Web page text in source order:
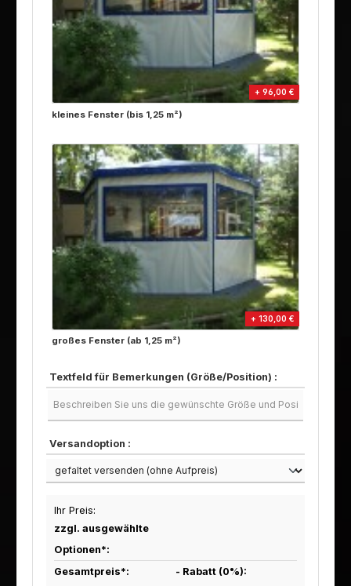
+ 96,00 €
kleines Fenster (bis 1,25 m²)
+ 130,00 €
großes Fenster (ab 1,25 m²)
Textfeld für Bemerkungen (Größe/Position) :
Versandoption :
Ihr Preis:
zzgl. ausgewählte
Optionen*:
Gesamtpreis*:
- Rabatt (0%):